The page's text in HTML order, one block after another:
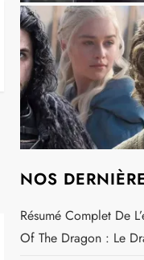
NOS
Résumé Complet De
Of The Dragon : Le